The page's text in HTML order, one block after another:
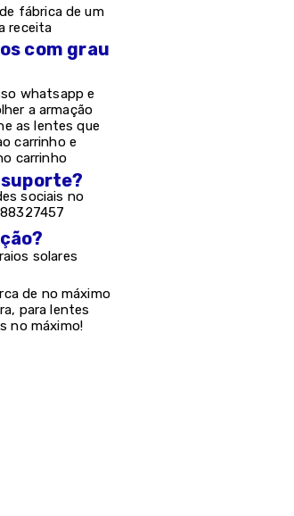
fábrica de um
receita
com grau
whatsapp e
a armação
as lentes que
carrinho e
carrinho
sociais no
solares
de no máximo
para lentes
no máximo!